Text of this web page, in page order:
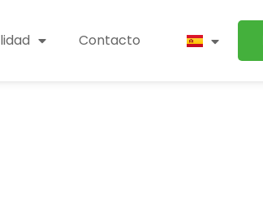
Contacto